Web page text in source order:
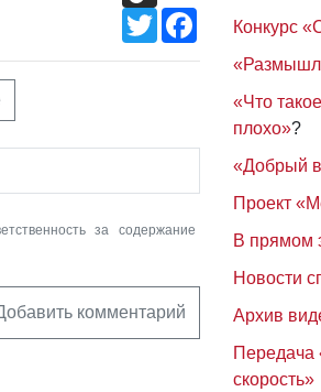
TwitterFacebook
за содержание
комментарий
Конкурс
«Что
плохо»?
«Добрый
Проект
В прямом
Новости
Архив
Передача
скорость»